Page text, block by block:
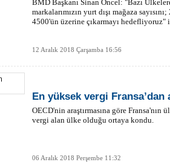
BMD Başkanı Sinan Öncel: "Bazı
markalarımızın yurt dışı mağaza
4500'ün üzerine çıkarmayı
12 Aralık 2018 Çarşamba 16:56
En yüksek vergi Fransa’dan
OECD'nin araştırmasına göre
vergi alan ülke olduğu ortaya kondu.
06 Aralık 2018 Perşembe 11:32